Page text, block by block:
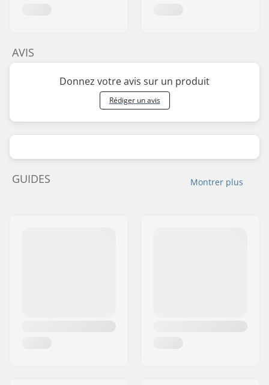
AVIS
Donnez votre avis sur un produit
Rédiger un avis
Montrer plus
GUIDES